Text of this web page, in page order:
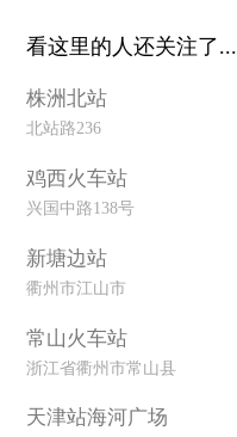
看这里的人还关注了...
株洲北站
北站路236
鸡西火车站
兴国中路138号
新塘边站
衢州市江山市
常山火车站
浙江省衢州市常山县
天津站海河广场